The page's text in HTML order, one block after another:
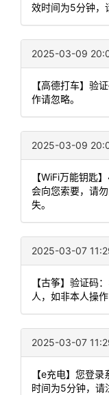
效时间为5分钟，
2025-03-09
【高德打车】验
作请忽略。
2025-03-09
【WiFi万能钥匙
会向您索要，请
失。
2025-03-07
【古筝】验证码
人，如非本人操
2025-03-07
【e充电】您登
时间为5分钟，请